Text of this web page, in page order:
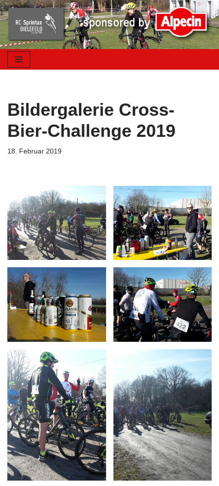
Zum
Inhalt
springen
Bildergalerie Cross-
Bier-Challenge 2019
18. Februar 2019